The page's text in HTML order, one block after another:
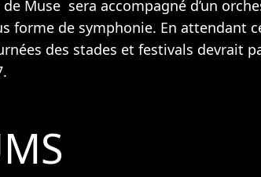
Muse sera accompagné d’un
forme de symphonie. En attendant
des stades et festivals devrait